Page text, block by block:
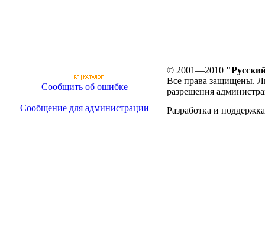
Сообщить об ошибке
Сообщение для администрации
© 2001—2010
Все права защищены.
разрешения
Разработка и